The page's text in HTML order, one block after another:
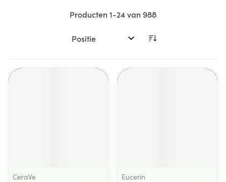
Producten1-24van988
Sorteer op:
CeraVe
Eucerin